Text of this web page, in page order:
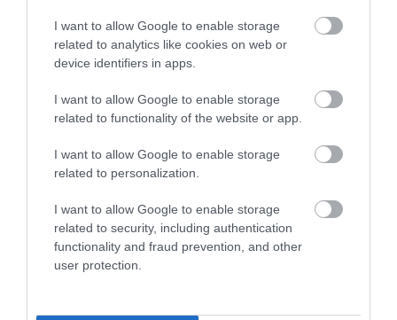
I want to allow Google to enable storage
related to analytics like cookies on web or
device identifiers in apps.
I want to allow Google to enable storage
related to functionality of the website or app.
I want to allow Google to enable storage
related to personalization.
I want to allow Google to enable storage
related to security, including authentication
functionality and fraud prevention, and other
user protection.
A TUDÓSOK 262 ÚJ FAJT
NEVEZTEK MEG, ÉS A FÖLD
MEGINT FINOMAN JELEZTE:
ÖTVEN ÉVIG ROSSZ NÉVEN
LAPULT EGY KARDFOGÚ